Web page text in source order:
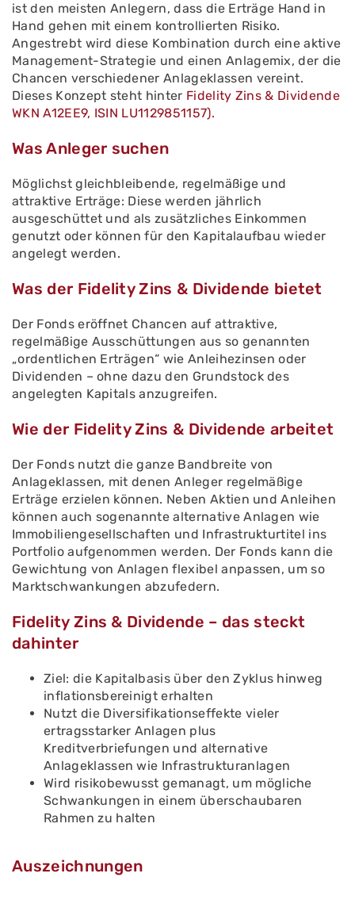
ist den meisten Anlegern, dass die Erträge Hand in
Hand gehen mit einem kontrollierten Risiko.
Angestrebt wird diese Kombination durch eine aktive
Management-Strategie und einen Anlagemix, der die
Chancen verschiedener Anlageklassen vereint.
Dieses Konzept steht hinter Fidelity Zins & Dividende
WKN A12EE9, ISIN LU1129851157).
Was Anleger suchen
Möglichst gleichbleibende, regelmäßige und
attraktive Erträge: Diese werden jährlich
ausgeschüttet und als zusätzliches Einkommen
genutzt oder können für den Kapitalaufbau wieder
angelegt werden.
Was der Fidelity Zins & Dividende bietet
Der Fonds eröffnet Chancen auf attraktive,
regelmäßige Ausschüttungen aus so genannten
„ordentlichen Erträgen“ wie Anleihezinsen oder
Dividenden – ohne dazu den Grundstock des
angelegten Kapitals anzugreifen.
Wie der Fidelity Zins & Dividende arbeitet
Der Fonds nutzt die ganze Bandbreite von
Anlageklassen, mit denen Anleger regelmäßige
Erträge erzielen können. Neben Aktien und Anleihen
können auch sogenannte alternative Anlagen wie
Immobiliengesellschaften und Infrastrukturtitel ins
Portfolio aufgenommen werden. Der Fonds kann die
Gewichtung von Anlagen flexibel anpassen, um so
Marktschwankungen abzufedern.
Fidelity Zins & Dividende – das steckt
dahinter
Ziel: die Kapitalbasis über den Zyklus hinweg
inflationsbereinigt erhalten
Nutzt die Diversifikationseffekte vieler
ertragsstarker Anlagen plus
Kreditverbriefungen und alternative
Anlageklassen wie Infrastrukturanlagen
Wird risikobewusst gemanagt, um mögliche
Schwankungen in einem überschaubaren
Rahmen zu halten
Auszeichnungen